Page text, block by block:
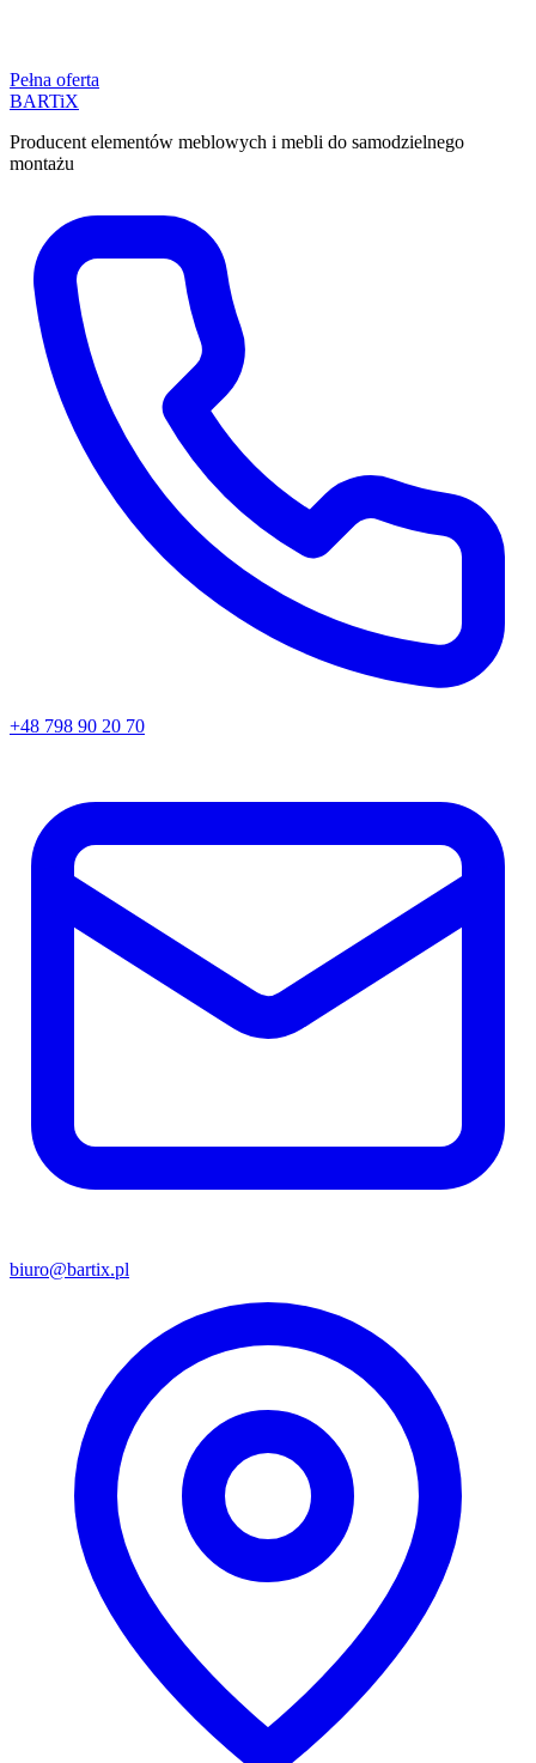
Pełna oferta
BARTiX
Producent elementów meblowych i mebli do samodzielnego
montażu
+48 798 90 20 70
biuro@bartix.pl